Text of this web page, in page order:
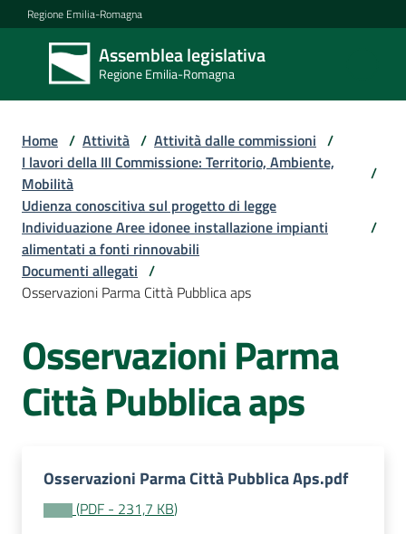
Vai al contenuto
Vai alla navigazione
Vai al footer
Regione Emilia-Romagna
Assemblea legislativa
Regione Emilia-Romagna
Assemblea
legislativa
Regione Emilia-
Assemblea
Attività
Argomenti
Per
Home / Attività / Attività dalle commissioni /
I lavori della III Commissione: Territorio, Ambiente,
Mobilità
/
Udienza conoscitiva sul progetto di legge
Individuazione Aree idonee installazione impianti
alimentati a fonti rinnovabili
/
Documenti allegati /
Osservazioni Parma Città Pubblica aps
Osservazioni Parma
Città Pubblica aps
Osservazioni Parma Città Pubblica Aps.pdf
(PDF - 231,7 KB)